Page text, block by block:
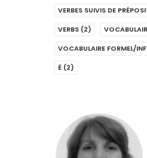
VERBES SUIVIS DE
VERBS (2)
VOCABULAIRE FORMEL/
É (2)